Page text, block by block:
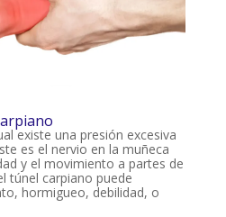
existe una presión excesiva
es el nervio en la muñeca
y el movimiento a partes de
túnel carpiano puede
hormigueo, debilidad, o